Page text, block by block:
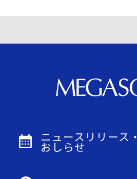
ニュースリリース・
おしらせ